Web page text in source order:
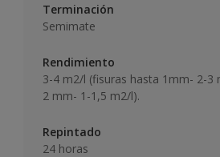
Terminación
Semimate
Rendimiento
3-4 m2/l (fisuras hasta 1mm- 2-3
2 mm- 1-1,5 m2/l).
Repintado
24 horas